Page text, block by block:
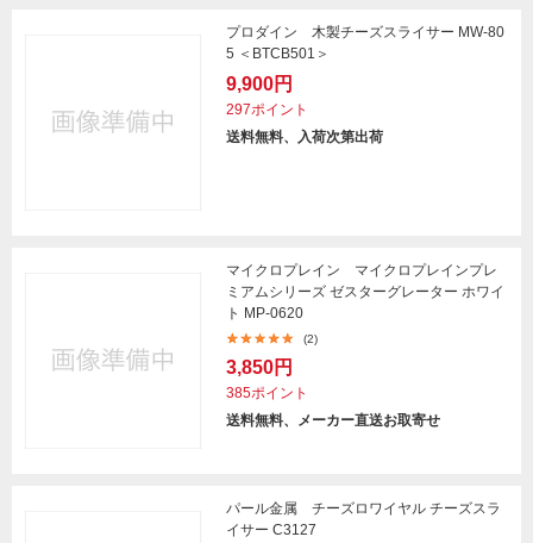
プロダイン 木製チーズスライサー MW-80
5 ＜BTCB501＞
9,900円
297ポイント
送料無料、入荷次第出荷
マイクロプレイン マイクロプレインプレ
ミアムシリーズ ゼスターグレーター ホワイ
ト MP-0620
(2)
3,850円
385ポイント
送料無料、メーカー直送お取寄せ
パール金属 チーズロワイヤル チーズスラ
イサー C3127